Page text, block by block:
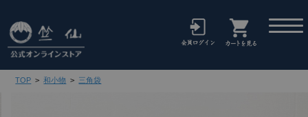
TOP > 和小物 > 三角袋